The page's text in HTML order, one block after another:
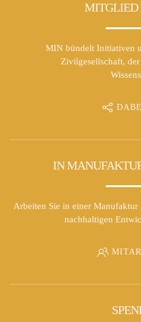
MITGLIED
MIN bündelt Initiativen
Zivilgesellschaft,
IN
Arbeiten Sie in einer Manufaktur
nachhaltigen